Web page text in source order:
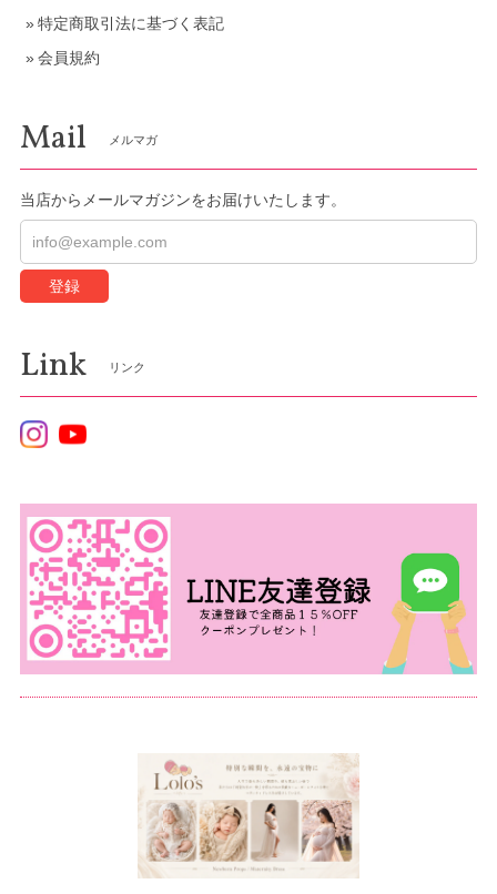
特定商取引法に基づく表記
会員規約
Mail メルマガ
当店からメールマガジンをお届けいたします。
登録
Link リンク